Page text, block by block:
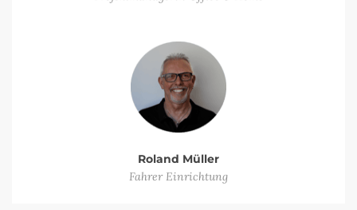
Roland Müller
Fahrer Einrichtung